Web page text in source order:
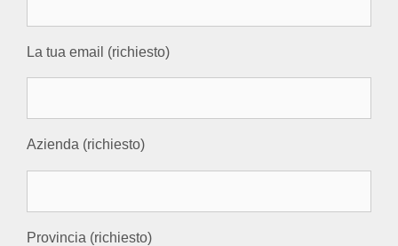
La tua email (richiesto)
Azienda (richiesto)
Provincia (richiesto)